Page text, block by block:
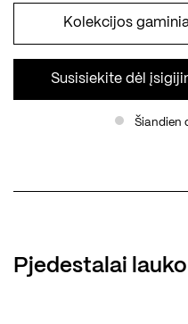
Kolekcijos
Susisiekite dėl
Šiandien
Pjedestalai